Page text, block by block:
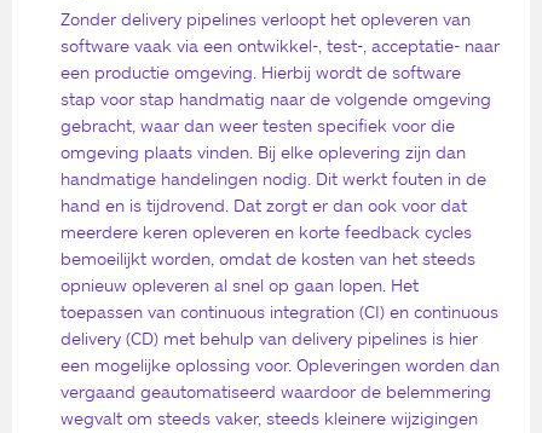
Zonder delivery pipelines verloopt het opleveren van
software vaak via een ontwikkel-, test-, acceptatie- naar
een productie omgeving. Hierbij wordt de software
stap voor stap handmatig naar de volgende omgeving
gebracht, waar dan weer testen specifiek voor die
omgeving plaats vinden. Bij elke oplevering zijn dan
handmatige handelingen nodig. Dit werkt fouten in de
hand en is tijdrovend. Dat zorgt er dan ook voor dat
meerdere keren opleveren en korte feedback cycles
bemoeilijkt worden, omdat de kosten van het steeds
opnieuw opleveren al snel op gaan lopen. Het
toepassen van continuous integration (CI) en continuous
delivery (CD) met behulp van delivery pipelines is hier
een mogelijke oplossing voor. Opleveringen worden dan
vergaand geautomatiseerd waardoor de belemmering
wegvalt om steeds vaker, steeds kleinere wijzigingen